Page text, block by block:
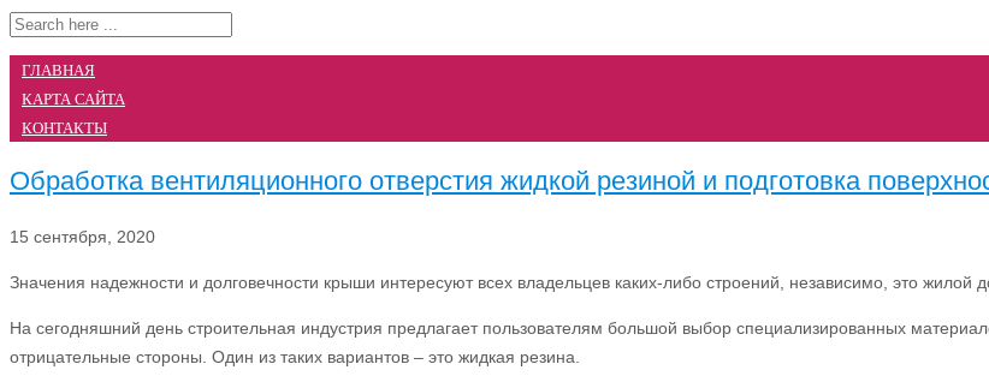
ГЛАВНАЯ
КАРТА САЙТА
КОНТАКТЫ
Обработка вентиляционного отверстия жидкой резиной и подготовка
15 сентября, 2020
Значения надежности и долговечности крыши интересуют всех владельцев каких-либо строений, независимо, это
На сегодняшний день строительная индустрия предлагает пользователям большой выбор специализированных
отрицательные стороны. Один из таких вариантов – это жидкая резина.